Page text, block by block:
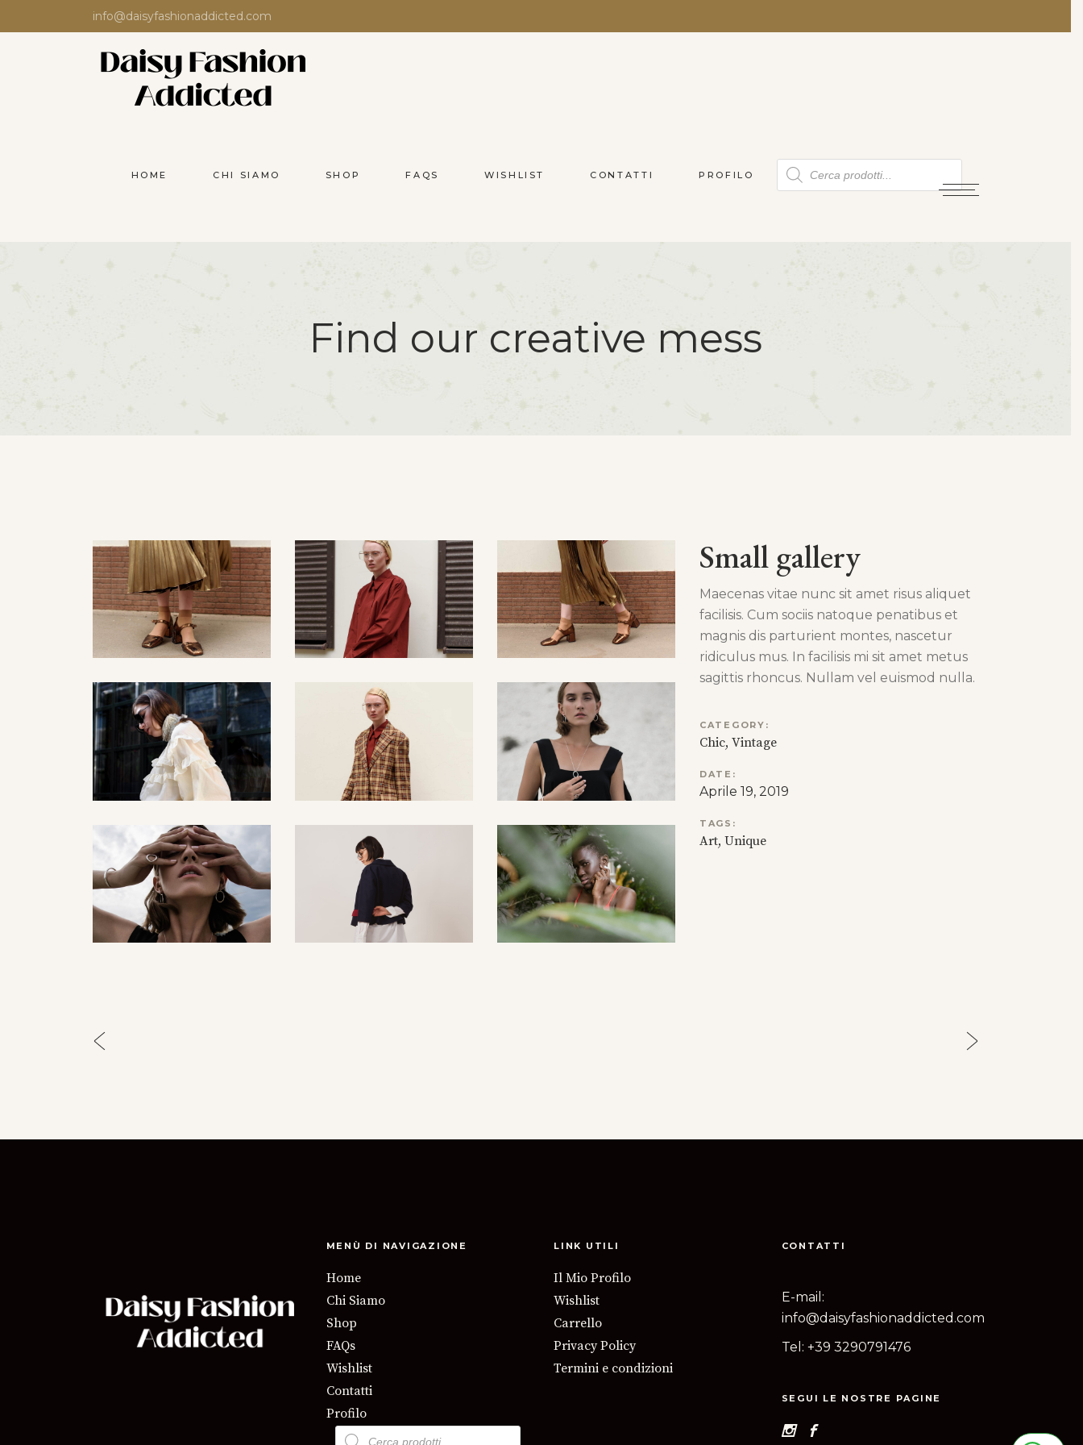
info@daisyfashionaddicted.com
HOME CHI SIAMO SHOP FAQS WISHLIST CONTATTI PROFILO
Products
search
Find our creative mess
Small gallery
Maecenas vitae nunc sit amet risus aliquet
facilisis. Cum sociis natoque penatibus et
magnis dis parturient montes, nascetur
ridiculus mus. In facilisis mi sit amet metus
sagittis rhoncus. Nullam vel euismod nulla.
CATEGORY:
Chic Vintage
DATE:
Aprile 19, 2019
TAGS:
Art Unique
MENÙ DI NAVIGAZIONE
Home
Chi Siamo
Shop
FAQs
Wishlist
Contatti
Profilo
Products
LINK UTILI
Il Mio Profilo
Wishlist
Carrello
Privacy Policy
Termini e condizioni
CONTATTI
E-mail:
info@daisyfashionaddicted.com
Tel: +39 3290791476
SEGUI LE NOSTRE PAGINE